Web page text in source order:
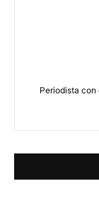
Periodista